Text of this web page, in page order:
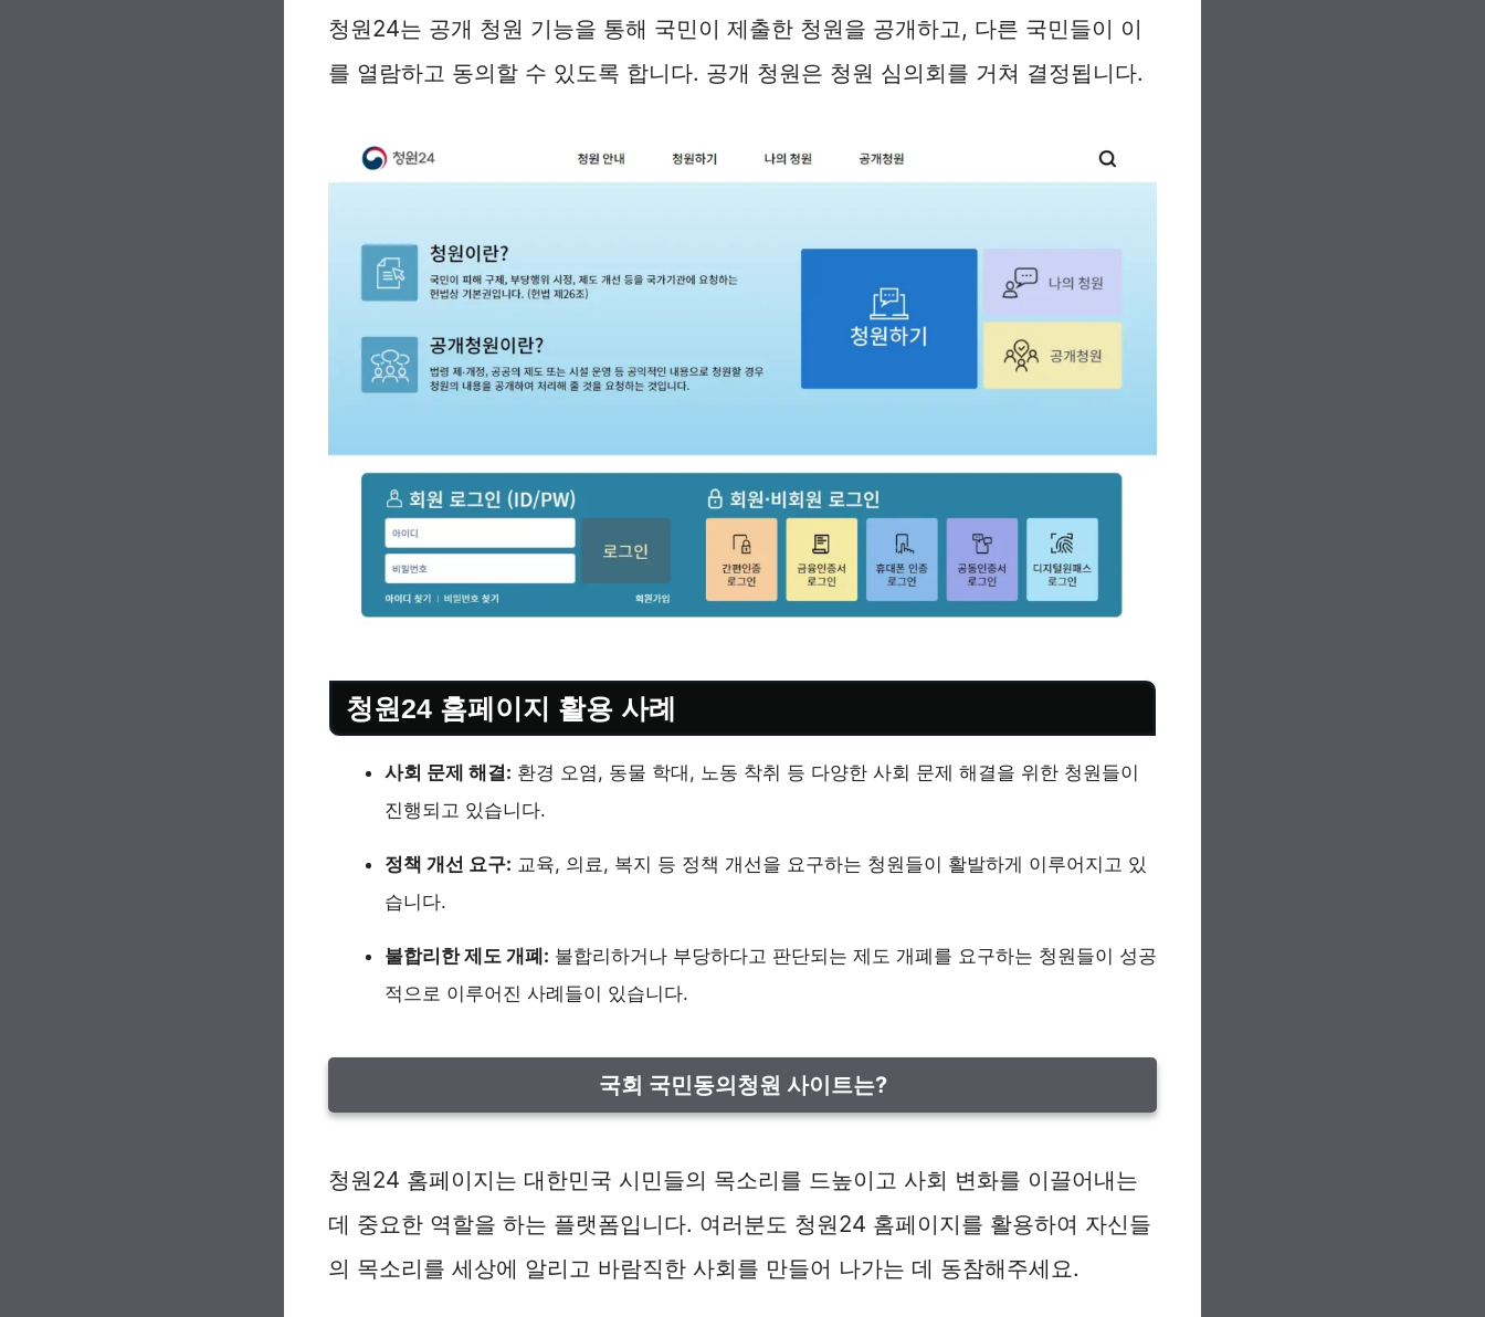
청원24는 공개 청원 기능을 통해 국민이 제출한 청원을 공개하고, 다른 국민들이 이
를 열람하고 동의할 수 있도록 합니다. 공개 청원은 청원 심의회를 거쳐 결정됩니다.
청원24 홈페이지 활용 사례
사회 문제 해결: 환경 오염, 동물 학대, 노동 착취 등 다양한 사회 문제 해결을 위한 청원들이
진행되고 있습니다.
정책 개선 요구: 교육, 의료, 복지 등 정책 개선을 요구하는 청원들이 활발하게 이루어지고 있
습니다.
불합리한 제도 개폐: 불합리하거나 부당하다고 판단되는 제도 개폐를 요구하는 청원들이 성공
적으로 이루어진 사례들이 있습니다.
국회 국민동의청원 사이트는?
청원24 홈페이지는 대한민국 시민들의 목소리를 드높이고 사회 변화를 이끌어내는
데 중요한 역할을 하는 플랫폼입니다. 여러분도 청원24 홈페이지를 활용하여 자신들
의 목소리를 세상에 알리고 바람직한 사회를 만들어 나가는 데 동참해주세요.